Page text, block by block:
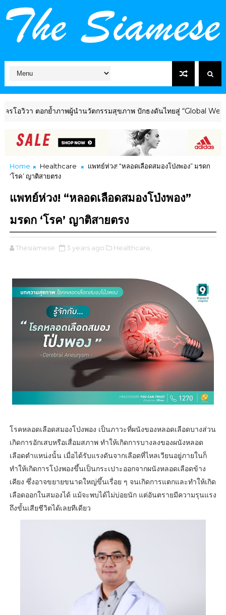
า ตอกย้ำภาพผู้นำนวัตกรรมสุขภาพ ปักธงดันไทยสู่ “Global Wellness
Home Healthcare
แพทย์ห่วง! “หลอดเลือดสมองโป่งพอง” มรดก
‘โรค’ ญาติสายตรง
แพทย์ห่วง! “หลอดเลือดสมองโป่งพอง”
มรดก ‘โรค’ ญาติสายตรง
Thesiamese 3 years ago Healthcare,
โรคหลอดเลือดสมองโป่งพอง เป็นภาวะที่ผนังของหลอดเลือดบางส่วน
เกิดการอักเสบหรือเสื่อมสภาพ ทำให้เกิดการบางลงของผนังหลอด
เลือดตำแหน่งนั้น เมื่อได้รับแรงดันจากเลือดที่ไหลเวียนอยู่ภายในก็
ทำให้เกิดการโป่งพองขึ้นเป็นกระเปาะออกจากผนังหลอดเลือดข้าง
เคียง ซึ่งอาจขยายขนาดใหญ่ขึ้นเรื่อย ๆ จนเกิดการแตกและทำให้เกิด
เลือดออกในสมองได้ แม้จะพบได้ไม่บ่อยนัก แต่อันตรายมีความรุนแรง
ถึงขั้นเสียชีวิตได้เลยทีเดียว